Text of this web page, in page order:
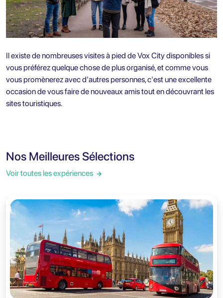
Il existe de nombreuses visites à pied de Vox City disponibles si
vous préférez quelque chose de plus organisé, et comme vous
vous promènerez avec d'autres personnes, c'est une excellente
occasion de vous faire de nouveaux amis tout en découvrant les
sites touristiques.
Nos Meilleures Sélections
Voir toutes les expériences